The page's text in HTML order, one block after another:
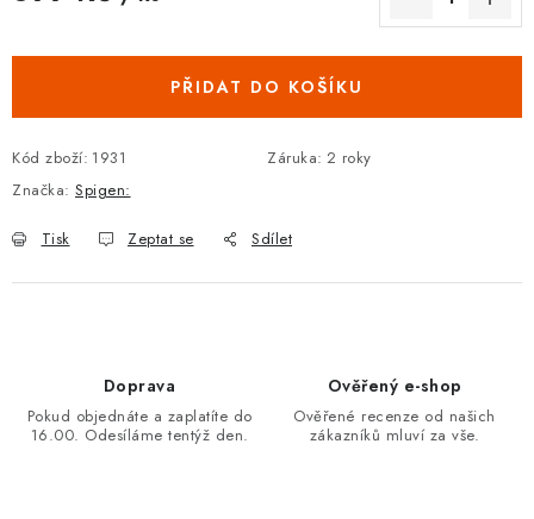
PŘIDAT DO KOŠÍKU
Kód zboží: 1931 Záruka: 2 roky
Značka: Spigen:
Tisk Zeptat se Sdílet
Doprava
Pokud objednáte a zaplatíte do
16.00. Odesíláme tentýž den.
Ověřený e-shop
Ověřené recenze od našich
zákazníků mluví za vše.